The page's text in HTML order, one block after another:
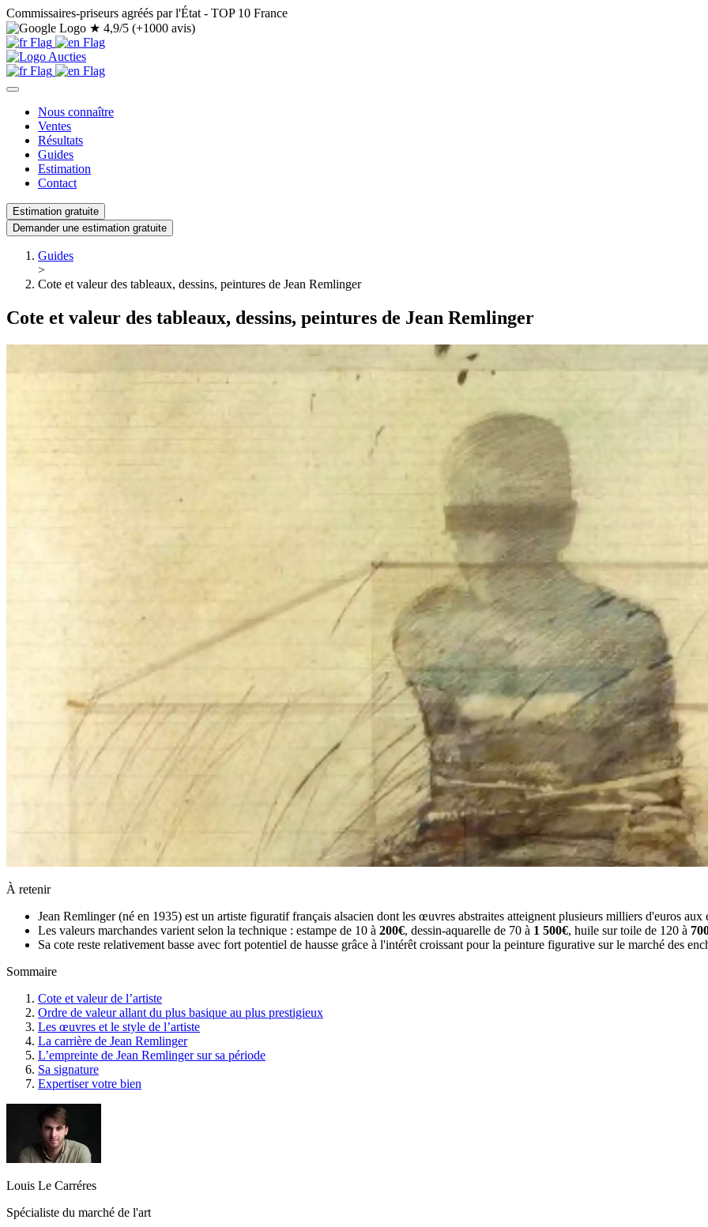
Commissaires-priseurs agréés par l'État - TOP 10 France
★ 4,9/5 (+1000 avis)
Nous connaître
Ventes
Résultats
Guides
Estimation
Contact
Estimation gratuite
Demander une estimation gratuite
Guides
>
Cote et valeur des tableaux, dessins, peintures de Jean Remlinger
Cote et valeur des tableaux, dessins, peintures de Jean Remlinger
À retenir
Jean Remlinger (né en 1935) est un artiste figuratif français alsacien dont les œuvres abstraites atteignent plusieurs milliers d'euros aux
Les valeurs marchandes varient selon la technique : estampe de 10 à 200€, dessin-aquarelle de 70 à 1 500€, huile sur toile de 120 à
Sa cote reste relativement basse avec fort potentiel de hausse grâce à l'intérêt croissant pour la peinture figurative sur le marché des
Sommaire
Cote et valeur de l’artiste
Ordre de valeur allant du plus basique au plus prestigieux
Les œuvres et le style de l’artiste
La carrière de Jean Remlinger
L’empreinte de Jean Remlinger sur sa période
Sa signature
Expertiser votre bien
Louis Le Carréres
Spécialiste du marché de l'art